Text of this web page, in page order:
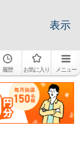
表示
履歴 お気に入り メニュー